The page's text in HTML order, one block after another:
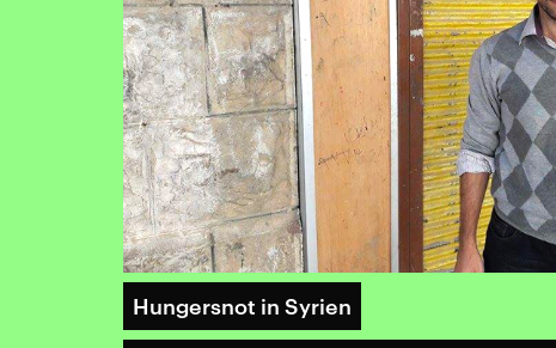
Hungersnot in Syrien